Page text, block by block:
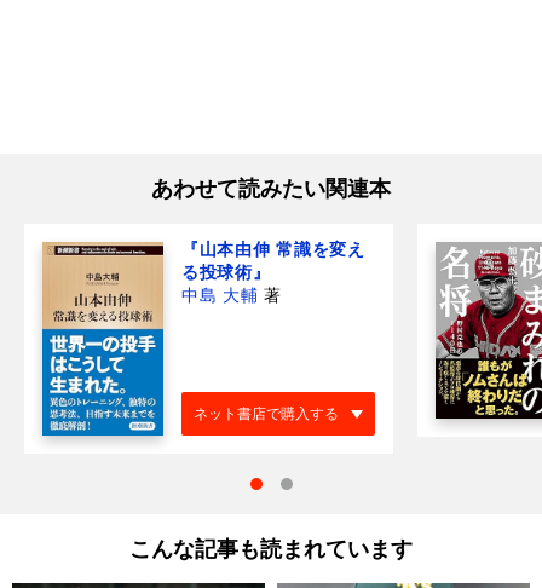
あわせて読みたい関連本
『山本由伸 常識を変え
る投球術』
中島 大輔 著
ネット書店で購入する
こんな記事も読まれています